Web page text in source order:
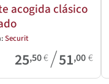
acogida clásico
Securit
25,50€/51,00€